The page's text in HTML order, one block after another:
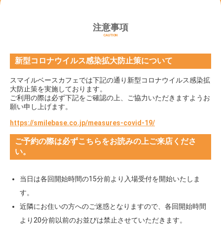
注意事項
CAUTION
新型コロナウイルス感染拡大防止策について
スマイルベースカフェでは下記の通り新型コロナウイルス感染拡
大防止策を実施しております。
ご利用の際は必ず下記をご確認の上、ご協力いただきますようお
願い申し上げます。
https://smilebase.co.jp/measures-covid-19/
ご予約の際は必ずこちらをお読みの上ご来店くださ
い。
当日は各回開始時間の15分前より入場受付を開始いたしま
す。
近隣にお住いの方へのご迷惑となりますので、各回開始時間
より20分前以前のお並びは禁止させていただきます。